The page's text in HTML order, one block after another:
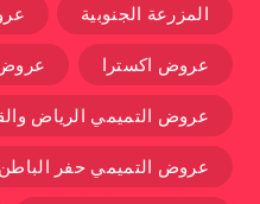
المزرعة الجنوبية
عروض اكسترا عروض
عروض التميمي الرياض
عروض التميمي حفر الباطن